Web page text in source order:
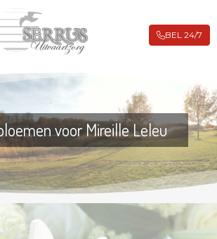
BEL 24/7
voor Mireille Leleu